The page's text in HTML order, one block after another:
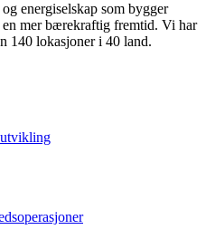
energiselskap som bygger
mer bærekraftig fremtid. Vi har
140 lokasjoner i 40 land.